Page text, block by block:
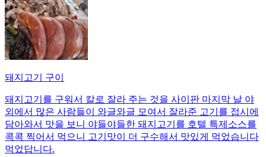
돼지고기 구이
돼지고기를 구워서 칼로 잘라 주는 것을 사이판 마지막 날 야
외에서 많은 사람들이 와글와글 모여서 잘라준 고기를 접시에
담아와서 맛을 보니 야들야들한 돼지고기를 호텔 특제소스를
콕콕 찍어서 먹으니 고기맛이 더 구수해서 맛있게 먹었습니다
먹었답니다.